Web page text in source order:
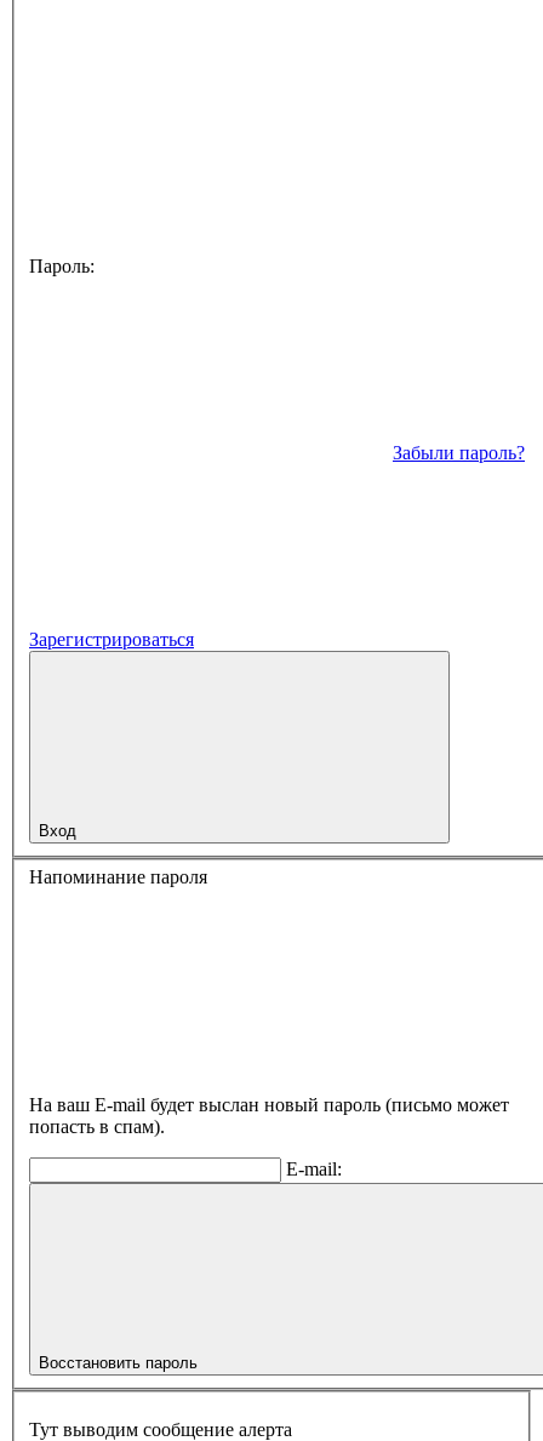
Пароль:
Забыли пароль?
Зарегистрироваться
Вход
Напоминание пароля
На ваш E-mail будет выслан новый пароль (письмо может
попасть в спам).
E-mail:
Восстановить пароль
Тут выводим сообщение алерта